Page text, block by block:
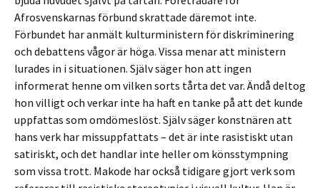
Afrosvenskarnas förbund skrattade däremot inte.
Förbundet har anmält kulturministern för diskriminering
och debattens vågor är höga. Vissa menar att ministern
lurades in i situationen. Själv säger hon att ingen
informerat henne om vilken sorts tårta det var. Ändå deltog
hon villigt och verkar inte ha haft en tanke på att det kunde
uppfattas som omdömeslöst. Själv säger konstnären att
hans verk har missuppfattats – det är inte rasistiskt utan
satiriskt, och det handlar inte heller om könsstympning
som vissa trott. Makode har också tidigare gjort verk som